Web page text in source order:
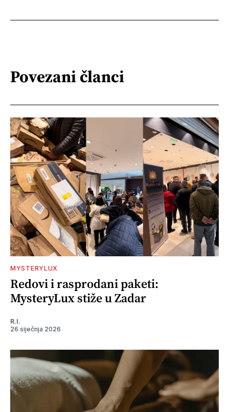
Povezani članci
MYSTERYLUX
Redovi i rasprodani paketi:
MysteryLux stiže u Zadar
R.I.
26 siječnja 2026